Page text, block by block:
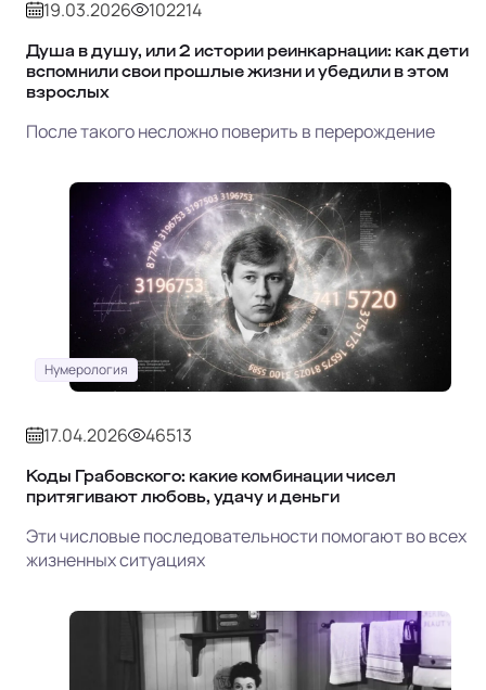
19.03.2026 102214
Душа в душу, или 2 истории реинкарнации: как дети
вспомнили свои прошлые жизни и убедили в этом
взрослых
После такого несложно поверить в перерождение
Нумерология
17.04.2026 46513
Коды Грабовского: какие комбинации чисел
притягивают любовь, удачу и деньги
Эти числовые последовательности помогают во всех
жизненных ситуациях